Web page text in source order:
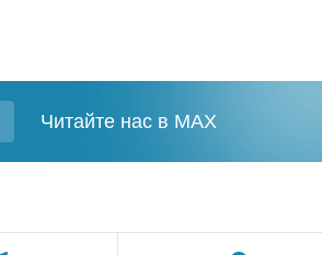
Читайте нас в MAX